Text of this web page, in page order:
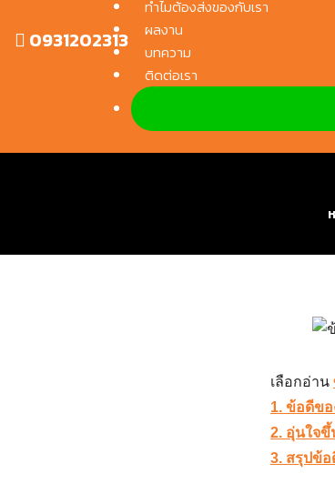
0931202313
ทำไมต้องส่งของกับเรา
ผลงาน
บทความ
ติดต่อเรา
ข้อดีการใช้บริกา
เลือกอ่าน
1. ข้อดีข
2. อุ่นใจขึ้
3. สรุปข้อ